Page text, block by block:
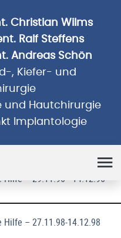
Christian Wilms
Ralf Steffens
Andreas Schön
, Kiefer- und
und Hautchirurgie
Implantologie
Hilfe – 29.11.96 - 14.12.96
– 27.11.98-14.12.98